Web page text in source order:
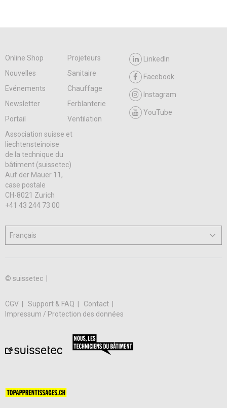
Online Shop
Projeteurs
Nouvelles
Sanitaire
Evénements
Chauffage
Newsletter
Ferblanterie
Portail
Ventilation
LinkedIn
Facebook
Instagram
YouTube
Association suisse et
liechtensteinoise
de la technique du
bâtiment (suissetec)
Auf der Mauer 11,
case postale
CH-8021 Zurich
+41 43 244 73 00
© suissetec |
CGV Support & FAQ
Contact
Impressum / Protection des données